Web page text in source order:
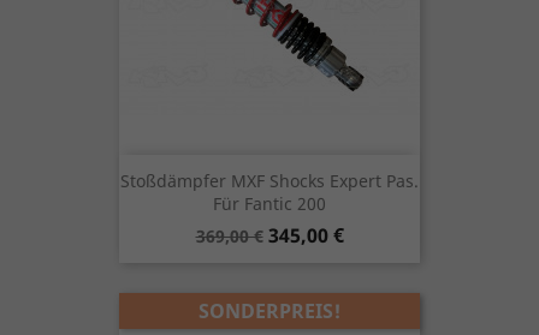
Stoßdämpfer MXF Shocks Expert Pas.
Für Fantic 200
Verkaufspreis
369,00 € Preis
345,00 €
SONDERPREIS!